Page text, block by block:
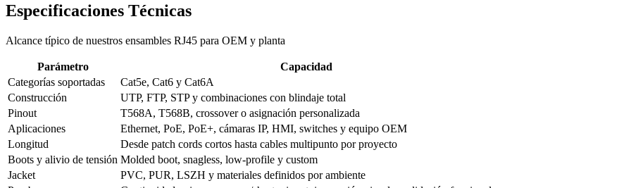
Especificaciones Técnicas
Alcance típico de nuestros ensambles RJ45 para OEM y planta
Parámetro
Capacidad
Categorías soportadas
Cat5e, Cat6 y Cat6A
Construcción
UTP, FTP, STP y combinaciones con blindaje total
Pinout
T568A, T568B, crossover o asignación personalizada
Aplicaciones
Ethernet, PoE, PoE+, cámaras IP, HMI, switches y equipo OEM
Longitud
Desde patch cords cortos hasta cables multipunto por proyecto
Boots y alivio de tensión Molded boot, snagless, low-profile y custom
Jacket
PVC, PUR, LSZH y materiales definidos por ambiente